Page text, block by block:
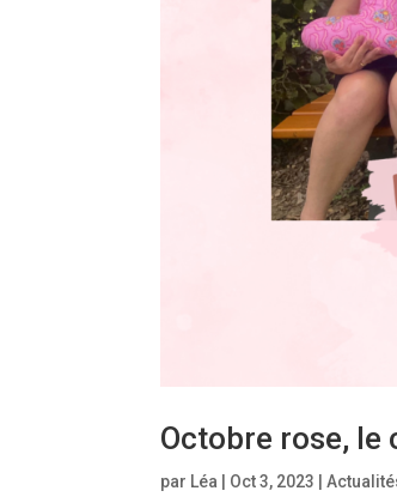
Octobre rose, le
par Léa Oct 3, 2023 |